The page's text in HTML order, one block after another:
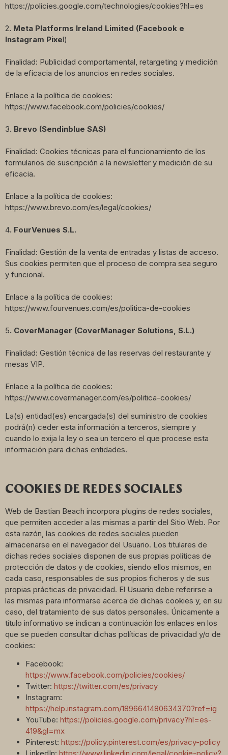
https://policies.google.com/technologies/cookies?hl=es
2. Meta Platforms Ireland Limited (Facebook e
Instagram Pixel)
Finalidad: Publicidad comportamental, retargeting y medición
de la eficacia de los anuncios en redes sociales.
Enlace a la política de cookies:
https://www.facebook.com/policies/cookies/
3. Brevo (Sendinblue SAS)
Finalidad: Cookies técnicas para el funcionamiento de los
formularios de suscripción a la newsletter y medición de su
eficacia.
Enlace a la política de cookies:
https://www.brevo.com/es/legal/cookies/
4. FourVenues S.L.
Finalidad: Gestión de la venta de entradas y listas de acceso.
Sus cookies permiten que el proceso de compra sea seguro
y funcional.
Enlace a la política de cookies:
https://www.fourvenues.com/es/politica-de-cookies
5. CoverManager (CoverManager Solutions, S.L.)
Finalidad: Gestión técnica de las reservas del restaurante y
mesas VIP.
Enlace a la política de cookies:
https://www.covermanager.com/es/politica-cookies/
La(s) entidad(es) encargada(s) del suministro de cookies
podrá(n) ceder esta información a terceros, siempre y
cuando lo exija la ley o sea un tercero el que procese esta
información para dichas entidades.
COOKIES DE REDES SOCIALES
Web de Bastian Beach incorpora plugins de redes sociales,
que permiten acceder a las mismas a partir del Sitio Web. Por
esta razón, las cookies de redes sociales pueden
almacenarse en el navegador del Usuario. Los titulares de
dichas redes sociales disponen de sus propias políticas de
protección de datos y de cookies, siendo ellos mismos, en
cada caso, responsables de sus propios ficheros y de sus
propias prácticas de privacidad. El Usuario debe referirse a
las mismas para informarse acerca de dichas cookies y, en su
caso, del tratamiento de sus datos personales. Únicamente a
título informativo se indican a continuación los enlaces en los
que se pueden consultar dichas políticas de privacidad y/o de
cookies:
Facebook:
https://www.facebook.com/policies/cookies/
Twitter: https://twitter.com/es/privacy
Instagram:
https://help.instagram.com/1896641480634370?ref=ig
YouTube: https://policies.google.com/privacy?hl=es-
419&gl=mx
Pinterest: https://policy.pinterest.com/es/privacy-policy